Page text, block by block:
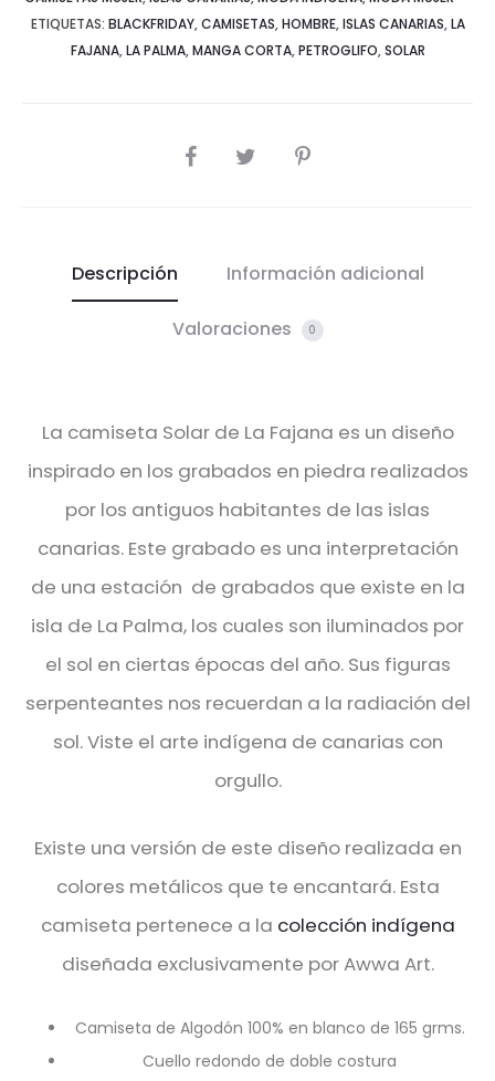
ETIQUETAS: BLACKFRIDAY,CAMISETAS,HOMBRE,ISLAS CANARIAS,LA
FAJANA,LA PALMA,MANGA CORTA,PETROGLIFO,SOLAR
SHARE
Descripción Información adicional
Valoraciones 0
La camiseta Solar de La Fajana es un diseño
inspirado en los grabados en piedra realizados
por los antiguos habitantes de las islas
canarias. Este grabado es una interpretación
de una estación de grabados que existe en la
isla de La Palma, los cuales son iluminados por
el sol en ciertas épocas del año. Sus figuras
serpenteantes nos recuerdan a la radiación del
sol. Viste el arte indígena de canarias con
orgullo.
Existe una versión de este diseño realizada en
colores metálicos que te encantará. Esta
camiseta pertenece a la colección indígena
diseñada exclusivamente por Awwa Art.
Camiseta de Algodón 100% en blanco de 165 grms.
Cuello redondo de doble costura